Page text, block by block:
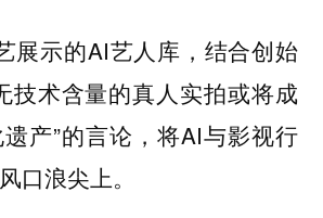
展示的AI艺人库，结合创始
技术含量的真人实拍或将成
产”的言论，将AI与影视行
口浪尖上。